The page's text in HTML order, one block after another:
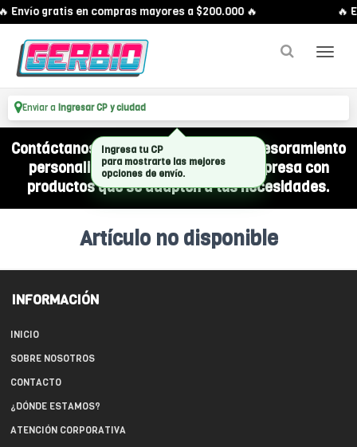
Envío gratis en compras mayores a $200.000 🔥 🔥
Enviar a Ingresar CP y ciudad
Contáctanos por WhatsApp y recibí asesoramiento
personalizado para equipar a tu empresa con
productos que se adapten a tus necesidades.
Artículo no disponible
INFORMACIÓN
INICIO
SOBRE NOSOTROS
CONTACTO
¿DÓNDE ESTAMOS?
ATENCIÓN CORPORATIVA
Ingresa tu CP
para mostrarte las mejores
opciones de envío.